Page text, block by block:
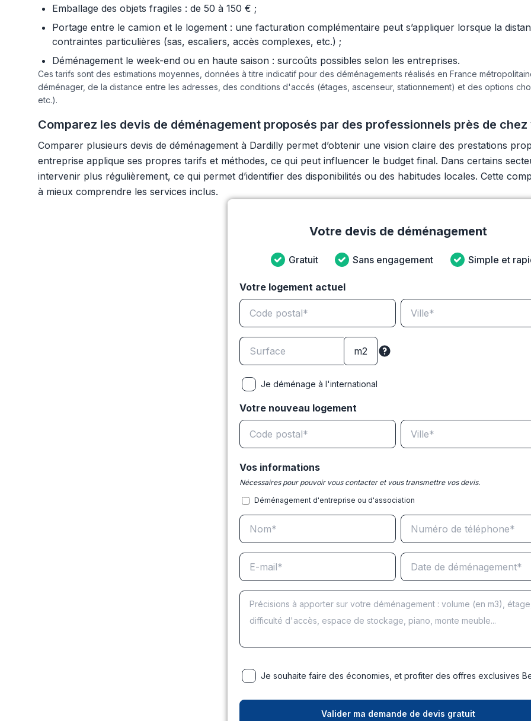
Emballage des objets fragiles : de 50 à 150 € ;
Portage entre le camion et le logement : une facturation complémentaire peut s’appliquer lorsque la
contraintes particulières (sas, escaliers, accès complexes, etc.) ;
Déménagement le week-end ou en haute saison : surcoûts possibles selon les entreprises.
Ces tarifs sont des estimations moyennes, données à titre indicatif pour des déménagements réalisés en France
déménager, de la distance entre les adresses, des conditions d'accés (étages, ascenseur, stationnement) et des options
etc.).
Comparez les devis de déménagement proposés par des professionnels près de chez
Comparer plusieurs devis de déménagement à Dardilly permet d’obtenir une vision claire des prestations
entreprise applique ses propres tarifs et méthodes, ce qui peut influencer le budget final. Dans certains
intervenir plus régulièrement, ce qui permet d’identifier des disponibilités ou des habitudes locales. Cette
à mieux comprendre les services inclus.
Votre devis de déménagement
Gratuit Sans engagement Simple et
Votre logement actuel
Je déménage à l'international
Votre nouveau logement
Vos informations
Nécessaires pour pouvoir vous contacter et vous transmettre vos devis.
Déménagement d'entreprise ou d'association
Je souhaite faire des économies, et profiter des offres exclusives